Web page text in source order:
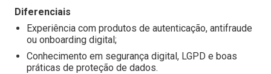
Diferenciais
Experiência com produtos de autenticação, antifraude
ou onboarding digital;
Conhecimento em segurança digital, LGPD e boas
práticas de proteção de dados.